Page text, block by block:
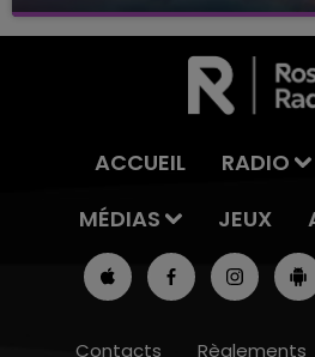
avec La Famille Champagne
ACCUEIL RADIO
MÉDIAS
JEUX
Contacts Règlements